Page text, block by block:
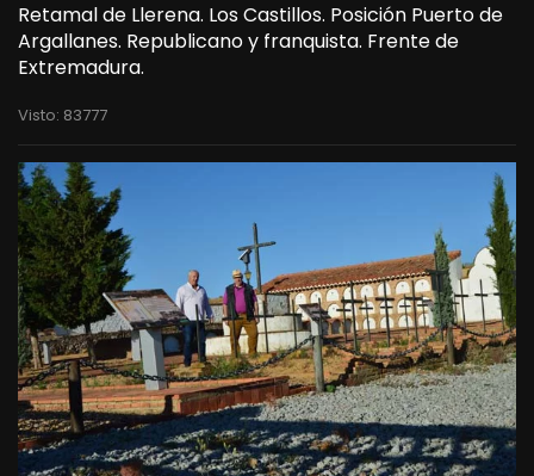
Retamal de Llerena. Los Castillos. Posición Puerto de
Argallanes. Republicano y franquista. Frente de
Extremadura.
Visto: 83777